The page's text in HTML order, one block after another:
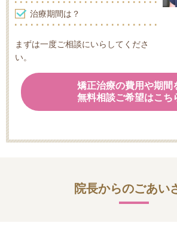
治療期間は？
まずは一度ご相談にいらしてくださ
い。
矯正治療の費用や期間
無料相談ご希望はこち
院長からのごあい